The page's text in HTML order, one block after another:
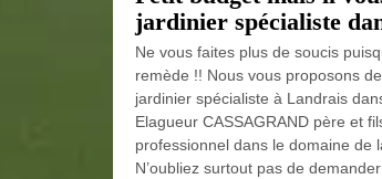
jardinier spécialiste
Ne vous faites plus de soucis
remède !! Nous vous proposons
jardinier spécialiste à Landrais
Elagueur CASSAGRAND père et
professionnel dans le domaine de
N’oubliez surtout pas de